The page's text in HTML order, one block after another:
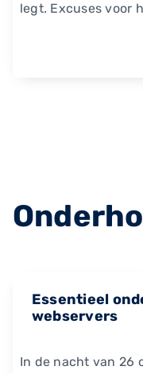
legt. Excuses voor
Essentieel
webservers
In de nacht van 26